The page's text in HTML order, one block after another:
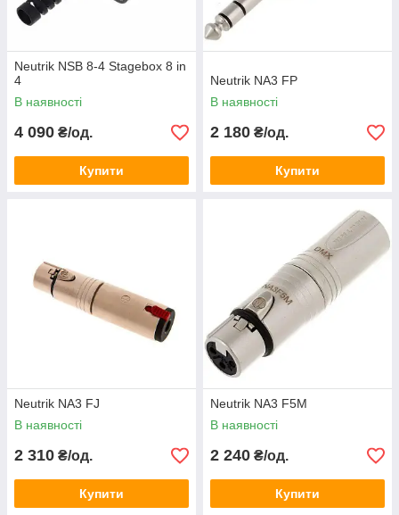
Neutrik NSB 8-4 Stagebox 8 in
4
В наявності
4 090 ₴/од.
Купити
Neutrik NA3 FP
В наявності
2 180 ₴/од.
Купити
Neutrik NA3 FJ
В наявності
2 310 ₴/од.
Купити
Neutrik NA3 F5M
В наявності
2 240 ₴/од.
Купити